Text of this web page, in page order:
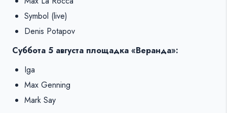
Symbol (live)
Denis Potapov
Суббота 5 августа площадка «Веранда»:
Iga
Max Genning
Mark Say